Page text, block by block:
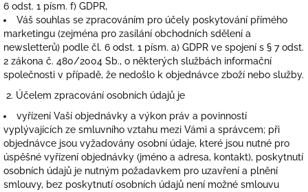
6 odst. 1 písm. f) GDPR,
Váš souhlas se zpracováním pro účely poskytování přímého
marketingu (zejména pro zasílání obchodních sdělení a
newsletterů) podle čl. 6 odst. 1 písm. a) GDPR ve spojení s § 7 odst.
2 zákona č. 480/2004 Sb., o některých službách informační
společnosti v případě, že nedošlo k objednávce zboží nebo služby.
2. Účelem zpracování osobních údajů je
vyřízení Vaší objednávky a výkon práv a povinností
vyplývajících ze smluvního vztahu mezi Vámi a správcem; při
objednávce jsou vyžadovány osobní údaje, které jsou nutné pro
úspěšné vyřízení objednávky (jméno a adresa, kontakt), poskytnutí
osobních údajů je nutným požadavkem pro uzavření a plnění
smlouvy, bez poskytnutí osobních údajů není možné smlouvu